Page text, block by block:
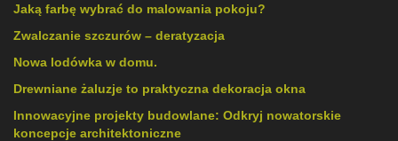
Jaką farbę wybrać do malowania pokoju?
Zwalczanie szczurów – deratyzacja
Nowa lodówka w domu.
Drewniane żaluzje to praktyczna dekoracja okna
Innowacyjne projekty budowlane: Odkryj nowatorskie
koncepcje architektoniczne